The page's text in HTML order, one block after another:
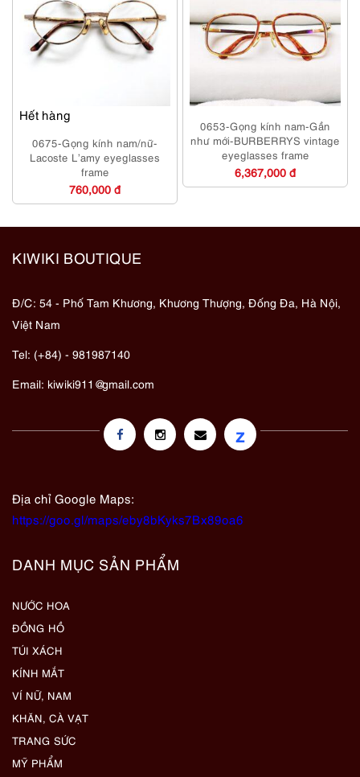
Hết hàng
0675-Gọng kính nam/nữ-
Lacoste L’amy eyeglasses
frame
760,000 đ
0653-Gọng kính nam-Gần
như mới-BURBERRYS vintage
eyeglasses frame
6,367,000 đ
KIWIKI BOUTIQUE
Đ/C: 54 - Phố Tam Khương, Khương Thượng, Đống Đa, Hà Nội,
Việt Nam
Tel: (+84) - 981987140
Email: kiwiki911@gmail.com
z
Địa chỉ Google Maps:
https://goo.gl/maps/eby8bKyks7Bx89oa6
DANH MỤC SẢN PHẨM
NƯỚC HOA
ĐỒNG HỒ
TÚI XÁCH
KÍNH MẮT
VÍ NỮ, NAM
KHĂN, CÀ VẠT
TRANG SỨC
MỸ PHẨM